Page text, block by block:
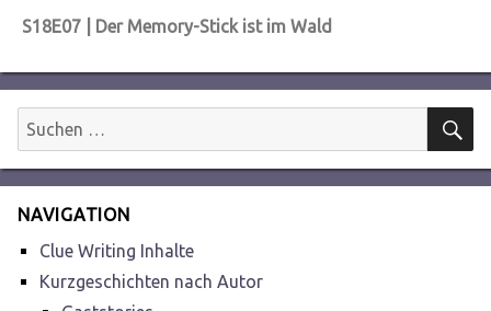
Nächster
S18E07 | Der Memory-Stick ist im Wald
Suchen
nach:
NAVIGATION
Clue Writing Inhalte
Kurzgeschichten nach Autor